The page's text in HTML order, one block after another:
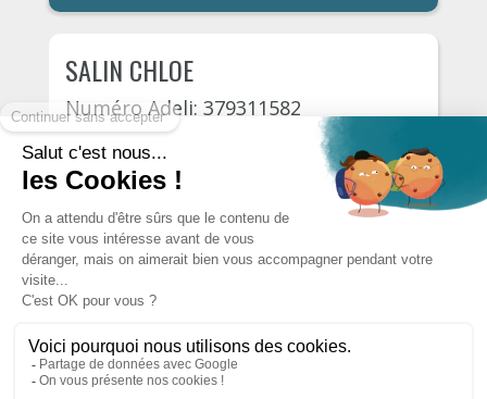
SALIN CHLOE
Numéro Adeli: 379311582
30 septembre, 2026
110€
Autres psychologues du département